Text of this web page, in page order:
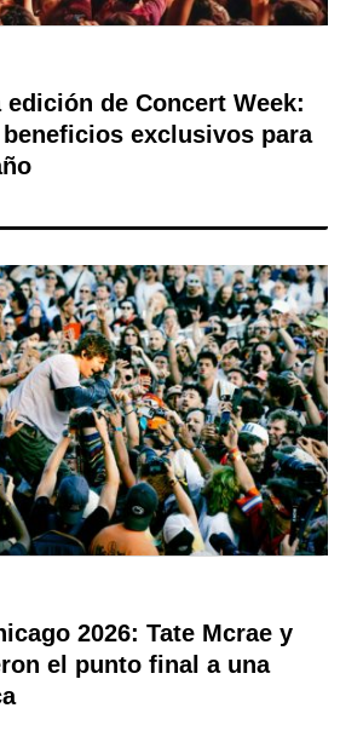
de Concert Week:
beneficios exclusivos para
2026: Tate Mcrae y
el punto final a una